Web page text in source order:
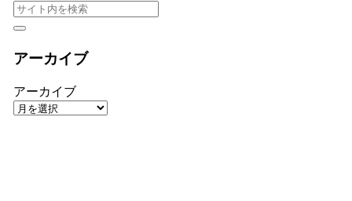
アーカイブ
アーカイブ